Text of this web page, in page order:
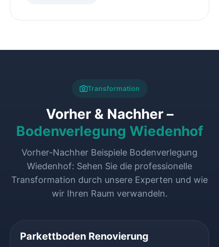
Transformation
Vorher & Nachher –
Bodenverlegung Wiedenhof
Vorher-Nachher Beispiele Bodenverlegung
Wiedenhof: Sehen Sie die professionelle
Transformation durch unsere Experten und wie
wir Ihren Raum verwandeln.
Parkettboden Renovierung